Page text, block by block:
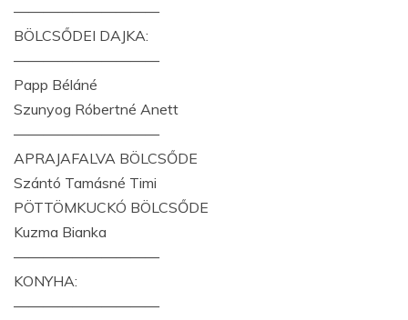
——————————
BÖLCSŐDEI DAJKA:
——————————
Papp Béláné
Szunyog Róbertné Anett
——————————
APRAJAFALVA BÖLCSŐDE
Szántó Tamásné Timi
PÖTTÖMKUCKÓ BÖLCSŐDE
Kuzma Bianka
——————————
KONYHA:
——————————